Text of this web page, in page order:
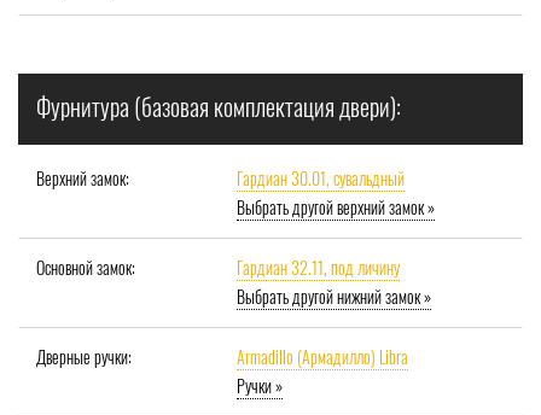
Фурнитура (базовая комплектация двери):
Верхний замок:
Гардиан 30.01, сувальдный
Выбрать другой верхний замок »
Основной замок:
Гардиан 32.11, под личину
Выбрать другой нижний замок »
Дверные ручки:
Armadillo (Армадилло) Libra
Ручки »